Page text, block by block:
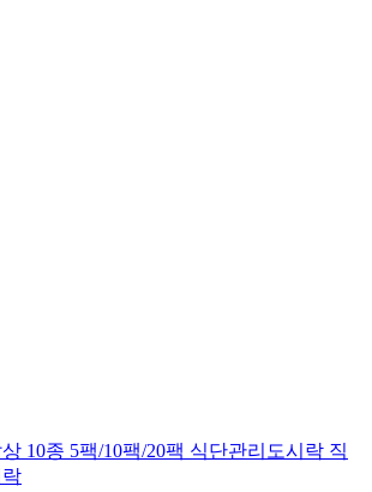
10종 5팩/10팩/20팩 식단관리도시락 직